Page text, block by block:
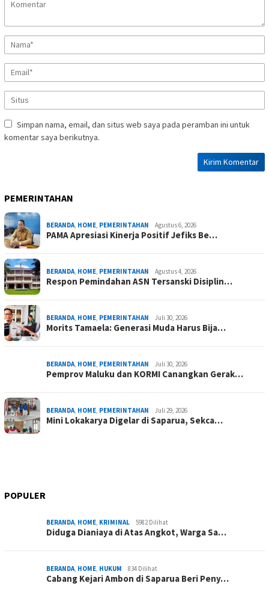
Simpan nama, email, dan situs web saya pada peramban ini untuk
komentar saya berikutnya.
PEMERINTAHAN
BERANDA, HOME, PEMERINTAHAN Agustus 6, 2026
PAMA Apresiasi Kinerja Positif Jefiks Be…
BERANDA, HOME, PEMERINTAHAN Agustus 4, 2026
Respon Pemindahan ASN Tersanski Disiplin…
BERANDA, HOME, PEMERINTAHAN Juli 30, 2026
Morits Tamaela: Generasi Muda Harus Bija…
BERANDA, HOME, PEMERINTAHAN Juli 30, 2026
Pemprov Maluku dan KORMI Canangkan Gerak…
BERANDA, HOME, PEMERINTAHAN Juli 29, 2026
Mini Lokakarya Digelar di Saparua, Sekca…
POPULER
BERANDA, HOME, KRIMINAL 5982 Dilihat
Diduga Dianiaya di Atas Angkot, Warga Sa…
BERANDA, HOME, HUKUM 834 Dilihat
Cabang Kejari Ambon di Saparua Beri Peny…